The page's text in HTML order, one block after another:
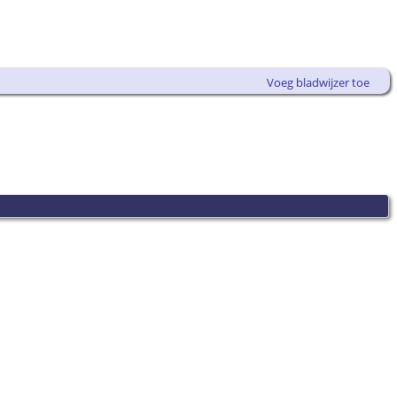
Voeg bladwijzer toe